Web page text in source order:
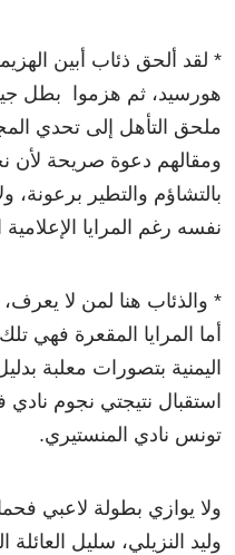
* لقد ألحق ذئاب أبين
هورسيد، ثم هزموا بطل
ملحق التأهل إلى تحدي
ومقالهم دعوة صريحة لأن
بالتشاؤم والتطير برعونة،
نفسه رغم المرايا
* والذئاب هنا لمن لا
أما المرايا المقعرة فهي
اليمنية بتصورات معلبة
استقبال نتيجتي نجوم
تونس نادي المنستيري.
ولا يوازي بطولة لاعبي
وليد النزيلي، سليل